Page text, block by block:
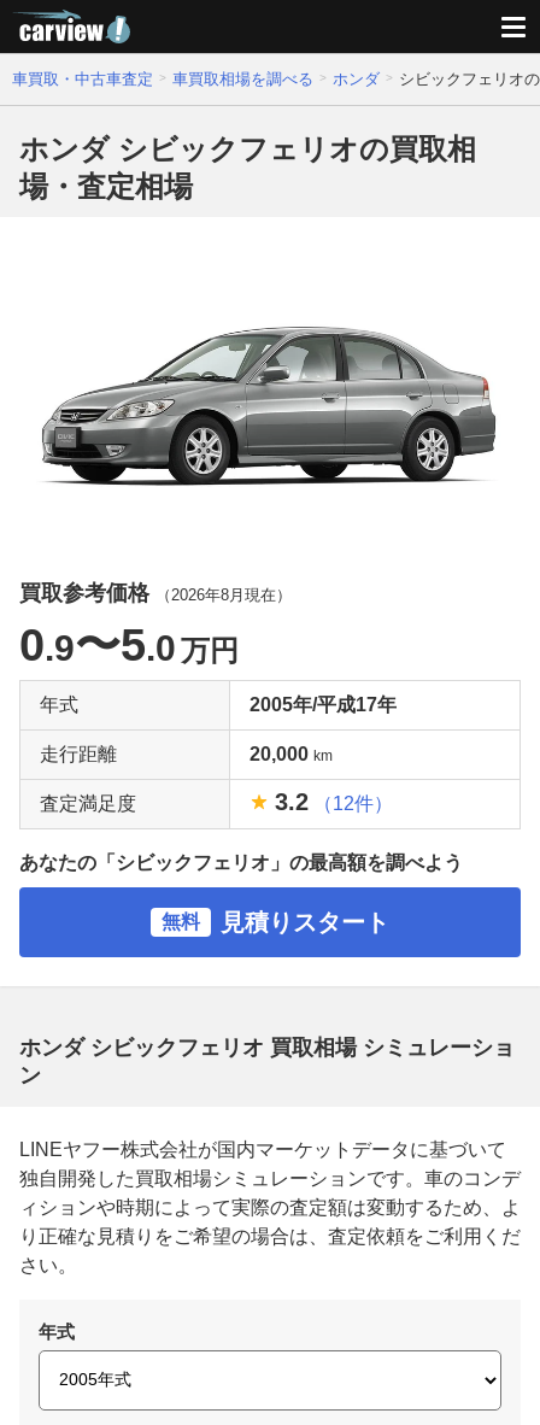
車買取・中古車査定 車買取相場を調べる ホンダ シビックフェリオ
ホンダ シビックフェリオの買取相
場・査定相場
買取参考価格 （ 2026年8月 現在）
0.9〜5.0万円
年式 2005年/平成17年
走行距離 20,000 km
査定満足度 3.2 （12件）
あなたの「シビックフェリオ」の最高額を調べよう
無料 見積りスタート
ホンダ シビックフェリオ 買取相場 シミュレーショ
ン
LINEヤフー株式会社が国内マーケットデータに基づいて
独自開発した買取相場シミュレーションです。車のコンデ
ィションや時期によって実際の査定額は変動するため、よ
り正確な見積りをご希望の場合は、査定依頼をご利用くだ
さい。
年式